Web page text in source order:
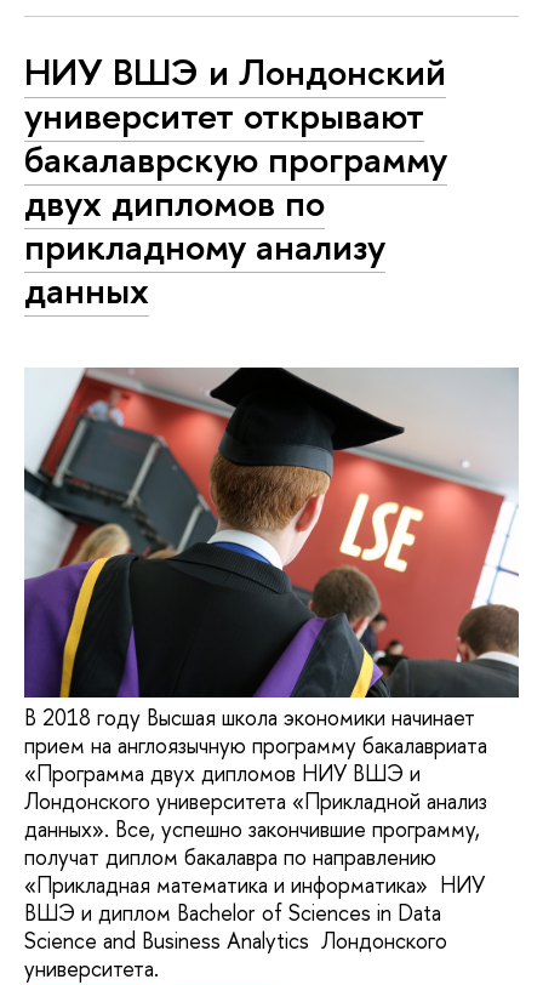
НИУ ВШЭ и Лондонский
университет открывают
бакалаврскую программу
двух дипломов по
прикладному анализу
данных
В 2018 году Высшая школа экономики начинает
прием на англоязычную программу бакалавриата
«Программа двух дипломов НИУ ВШЭ и
Лондонского университета «Прикладной анализ
данных». Все, успешно закончившие программу,
получат диплом бакалавра по направлению
«Прикладная математика и информатика» НИУ
ВШЭ и диплом Bachelor of Sciences in Data
Science and Business Analytics Лондонского
университета.